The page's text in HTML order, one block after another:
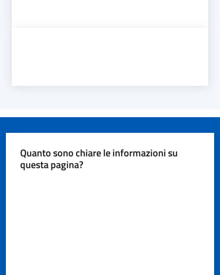
Quanto sono chiare le informazioni su
questa pagina?